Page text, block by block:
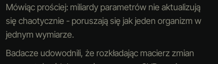
Mówiąc prościej: miliardy parametrów nie aktualizują
się chaotycznie - poruszają się jak jeden organizm w
jednym wymiarze.
Badacze udowodnili, że rozkładając macierz zmian